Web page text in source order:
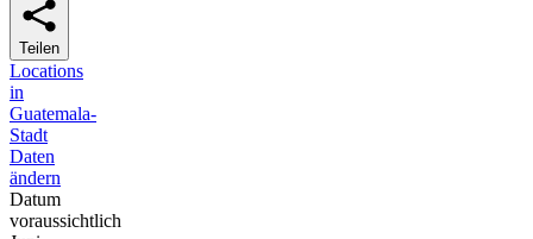
Teilen
Locations
in
Guatemala-
Stadt
Daten
ändern
Datum
voraussichtlich